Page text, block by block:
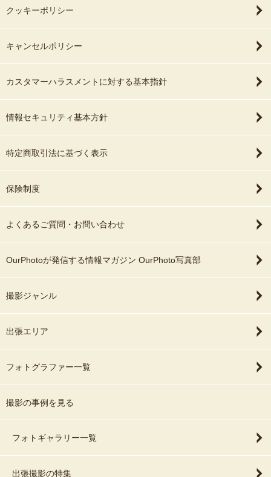
クッキーポリシー
キャンセルポリシー
カスタマーハラスメントに対する基本指針
情報セキュリティ基本方針
特定商取引法に基づく表示
保険制度
よくあるご質問・お問い合わせ
OurPhotoが発信する情報マガジン OurPhoto写真部
撮影ジャンル
出張エリア
フォトグラファー一覧
撮影の事例を見る
フォトギャラリー一覧
出張撮影の特集